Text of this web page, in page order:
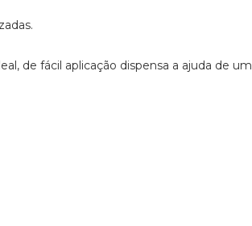
de fácil aplicação dispensa a ajuda de um